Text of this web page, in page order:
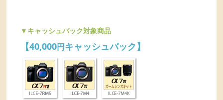
▼キャッシュバック対象商品
【40,000円キャッシュバック】